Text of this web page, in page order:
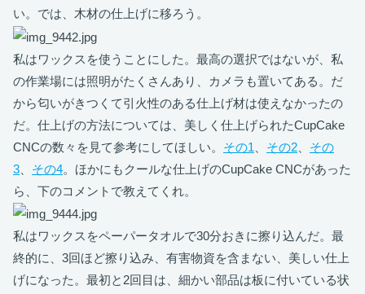
い。では、木材の仕上げに移ろう。
私はワックスを使うことにした。最高の選択ではないが、私
の作業場には照明がたくさんあり、カメラも置いてある。だ
から匂いがきつくて引火性のある仕上げ材は使えなかったの
だ。仕上げの方法については、美しく仕上げられたCupCake
CNCの数々を見て参考にしてほしい。 その1 その2
その
3
その4。ほかにもクールな仕上げのCupCake CNCがあった
ら、下のコメントで教えてくれ。
私はワックスをペーパータオルで30分おきに擦り込んだ。最
終的に、3回ほど擦り込み、有害物資を含まない、美しい仕上
げになった。最初と2回目は、細かい部品は板に付いている状